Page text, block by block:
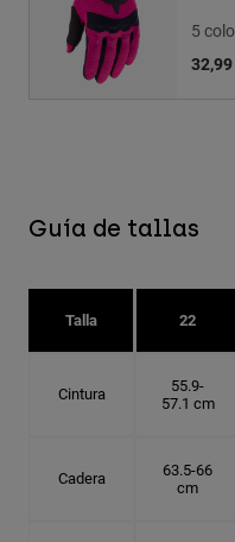
5
Guía de tallas
Talla 22
Cintura
55.9-
57.1 cm
Cadera
63.5-66
cm